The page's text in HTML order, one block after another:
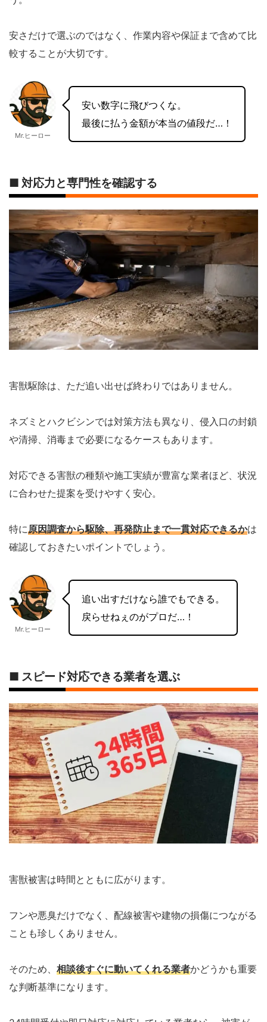
安さだけで選ぶのではなく、作業内容や保証まで含めて比
較することが大切です。
Mr.ヒーロー
安い数字に飛びつくな。
最後に払う金額が本当の値段だ…！
■ 対応力と専門性を確認する
害獣駆除は、ただ追い出せば終わりではありません。
ネズミとハクビシンでは対策方法も異なり、侵入口の封鎖
や清掃、消毒まで必要になるケースもあります。
対応できる害獣の種類や施工実績が豊富な業者ほど、状況
に合わせた提案を受けやすく安心。
特に原因調査から駆除、再発防止まで一貫対応できるかは
確認しておきたいポイントでしょう。
Mr.ヒーロー
追い出すだけなら誰でもできる。
戻らせねぇのがプロだ…！
■ スピード対応できる業者を選ぶ
害獣被害は時間とともに広がります。
フンや悪臭だけでなく、配線被害や建物の損傷につながる
ことも珍しくありません。
そのため、 相談後すぐに動いてくれる業者かどうかも重要
な判断基準になります。